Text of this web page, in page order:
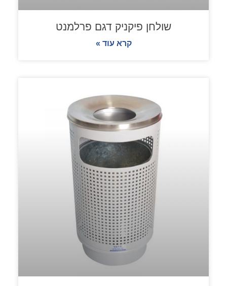
שולחן פיקניק דגם פרלמנט
קרא עוד »